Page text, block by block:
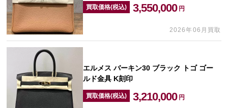
買取価格(税込) 3,550,000 円
2026年06月買取
エルメス バーキン30 ブラック トゴ ゴー
ルド金具 K刻印
買取価格(税込) 3,210,000 円